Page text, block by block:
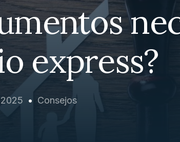
express?
Consejos